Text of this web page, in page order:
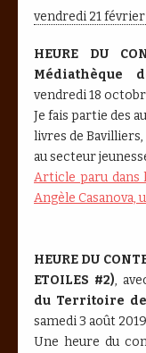
vendredi 21
HEURE DU
Médiathèque
vendredi 18
Je fais partie des
livres de
au secteur
Article paru dans
Angèle Casanova,
HEURE DU
ETOILES #2),
du Territoire
samedi 3 août
Une heure du